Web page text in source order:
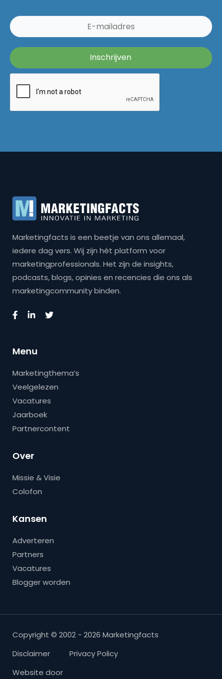
Marketingfacts is een beetje van ons allemaal,
iedere dag vers. Wij zijn hét platform voor
marketingprofessionals. Het zijn de insights,
podcasts, blogs, opinies en recencies die ons als
marketingcommunity binden.
Menu
Marketingthema’s
Veelgelezen
Vacatures
Jaarboek
Partnercontent
Over
Missie & Visie
Colofon
Kansen
Adverteren
Partners
Vacatures
Blogger worden
Copyright © 2002 - 2026 Marketingfacts
Disclaimer
Privacy Policy
Website door